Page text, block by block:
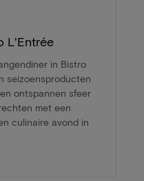
L'Entrée
in Bistro
seizoensproducten
ontspannen sfeer
met een
culinaire avond in